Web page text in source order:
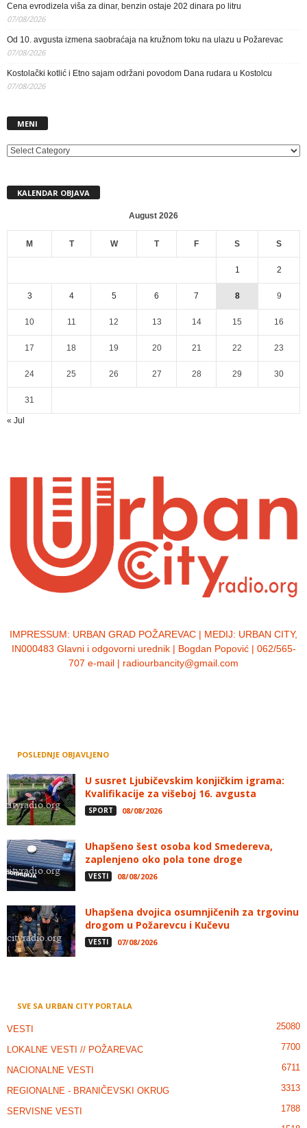
Cena evrodizela viša za dinar, benzin ostaje 202 dinara po litru
07/08/2026
Od 10. avgusta izmena saobraćaja na kružnom toku na ulazu u Požarevac
07/08/2026
Kostolački kotlić i Etno sajam održani povodom Dana rudara u Kostolcu
07/08/2026
MENI
MENI
KALENDAR OBJAVA
August 2026
M T W T F S S
1 2
3 4 5 6 7 8 9
10 11 12 13 14 15 16
17 18 19 20 21 22 23
24 25 26 27 28 29 30
31
« Jul
IMPRESSUM: URBAN GRAD POŽAREVAC | MEDIJ: URBAN CITY,
IN000483 Glavni i odgovorni urednik | Bogdan Popović | 062/565-
707 e-mail | radiourbancity@gmail.com
POSLEDNJE OBJAVLJENO
U susret Ljubičevskim konjičkim igrama:
Kvalifikacije za višeboj 16. avgusta
SPORT 08/08/2026
Uhapšeno šest osoba kod Smedereva,
zaplenjeno oko pola tone droge
VESTI 08/08/2026
Uhapšena dvojica osumnjičenih za trgovinu
drogom u Požarevcu i Kučevu
VESTI 07/08/2026
SVE SA URBAN CITY PORTALA
VESTI 25080
LOKALNE VESTI // POŽAREVAC 7700
NACIONALNE VESTI 6711
REGIONALNE - BRANIČEVSKI OKRUG 3313
SERVISNE VESTI 1788